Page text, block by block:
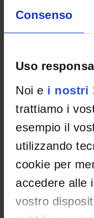
Consenso
Uso
Noi e i nostri
trattiamo i
esempio il
utilizzando
cookie per
accedere alle
vostro
Home Didattica
OFFERTA
DOTTORATI DI
SUPERIORE
Contatti
Persone
Luoghi